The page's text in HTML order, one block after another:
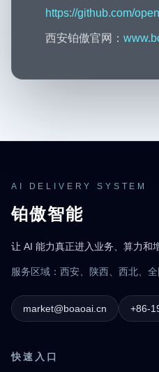
https://github.com/
西安铂傲官网：
AI DELIVERY SYSTEM
铂傲智能
让 AI 能力真正进入业务、算力和
服务区域：西安、陕西、西北、全
market@boaoai.cn +86-
快速入口